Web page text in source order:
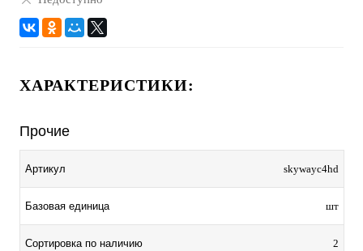
ХАРАКТЕРИСТИКИ:
Прочие
Артикул skywayc4hd
Базовая единица шт
Сортировка по наличию 2